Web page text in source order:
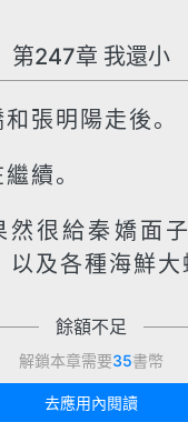
第247章 我還小
張明陽走後。
續。
然很給秦嬌面
及各種海鮮大
餘額不足
解鎖本章需要35書幣
去應用內閱讀